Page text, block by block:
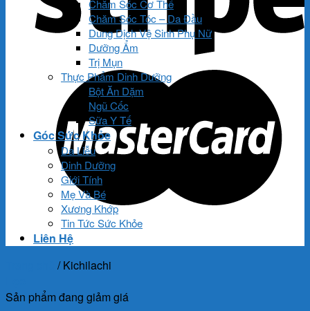
Chăm Sóc Cơ Thể
Chăm Sóc Tóc – Da Đầu
Dung Dịch Vệ Sinh Phụ Nữ
Dưỡng Ẩm
Trị Mụn
Thực Phẩm Dinh Dưỡng
Bột Ăn Dặm
Ngũ Cốc
Sữa Y Tế
Góc Sức Khỏe
Da Liễu
Dinh Dưỡng
Giới Tính
Mẹ Và Bé
Xương Khớp
Tin Tức Sức Khỏe
Liên Hệ
/Kichilachi
Sản phẩm đang giảm giá